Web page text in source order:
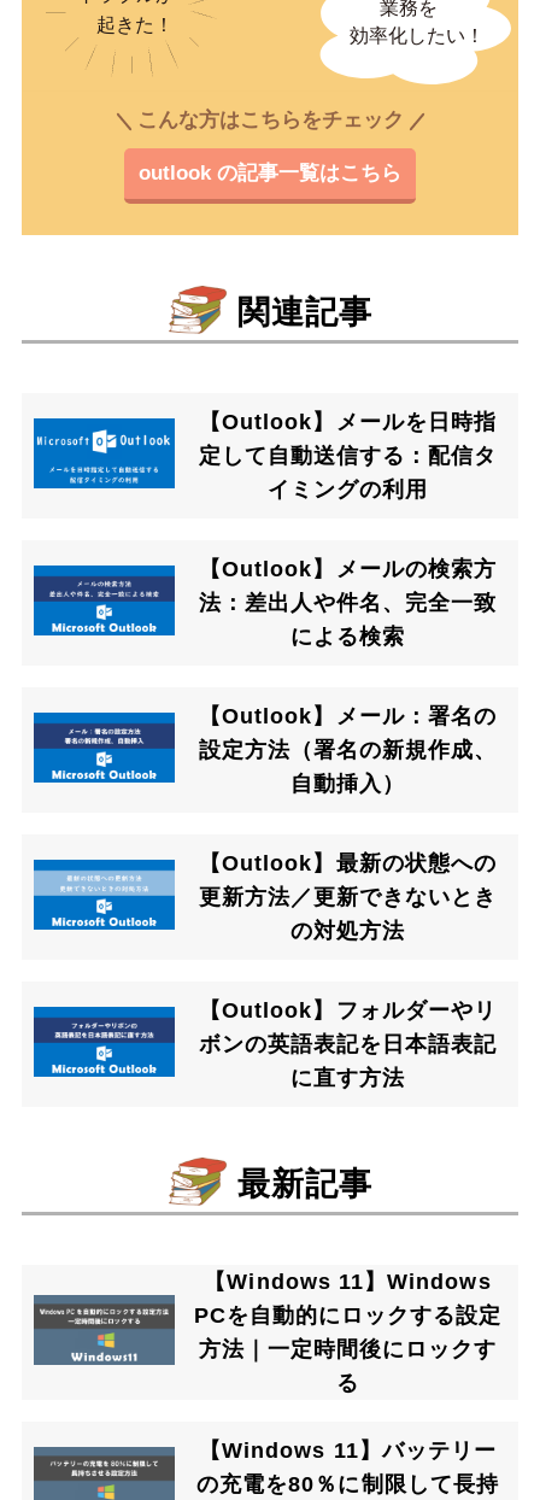
こんな方はこちらをチェック
outlook の記事一覧はこちら
関連記事
【Outlook】メールを日時指
定して自動送信する：配信タ
イミングの利用
【Outlook】メールの検索方
法：差出人や件名、完全一致
による検索
【Outlook】メール：署名の
設定方法（署名の新規作成、
自動挿入）
【Outlook】最新の状態への
更新方法／更新できないとき
の対処方法
【Outlook】フォルダーやリ
ボンの英語表記を日本語表記
に直す方法
最新記事
【Windows 11】Windows
PCを自動的にロックする設定
方法｜一定時間後にロックす
る
【Windows 11】バッテリー
の充電を80％に制限して長持